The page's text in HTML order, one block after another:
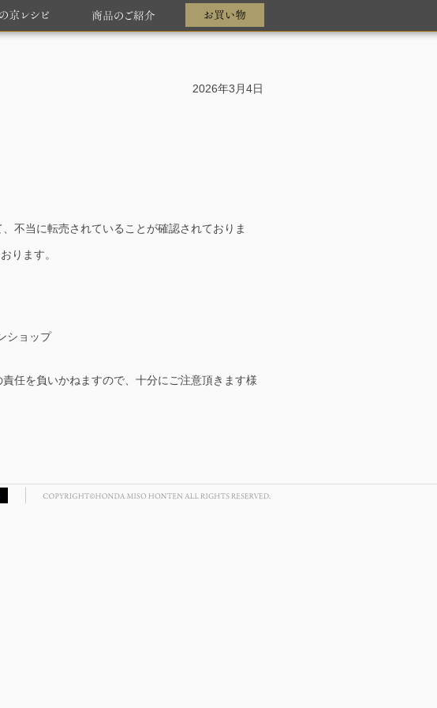
2026年3月4日
不当に転売されていることが確認されておりま
ります。
ショップ
任を負いかねますので、十分にご注意頂きます様